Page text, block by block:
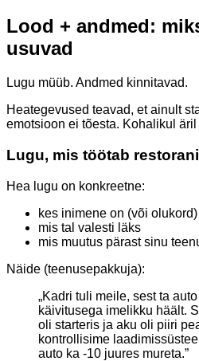
Lood + andmed:
usuvad
Lugu müüb. Andmed kinnitavad.
Heategevused teavad, et ainult
emotsioon ei tõesta. Kohalikul
Lugu, mis töötab
Hea lugu on konkreetne:
kes inimene on (või olukord)
mis tal valesti läks
mis muutus pärast sinu
Näide (teenusepakkuja):
„Kadri tuli meile, sest ta
käivitusega imelikku häält.
oli starteris ja aku oli piiri
kontrollisime
auto ka -10 juures mureta.”